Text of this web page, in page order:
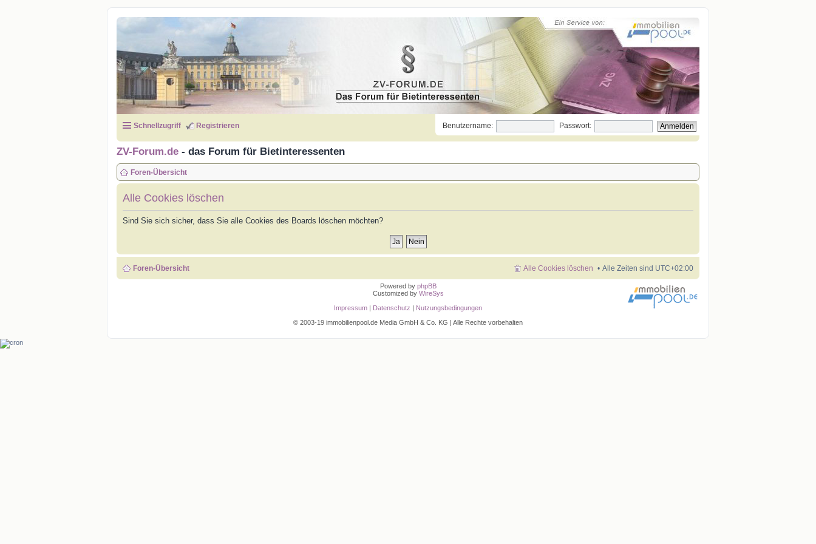
Schnellzugriff Registrieren Benutzername: Passwort:
ZV-Forum.de - das Forum für Bietinteressenten
Foren-Übersicht
Alle Cookies löschen
Sind Sie sich sicher, dass Sie alle Cookies des Boards löschen möchten?
Foren-Übersicht Alle Zeiten sind UTC+02:00
Alle Cookies löschen
Powered by phpBB
Customized by WireSys
Impressum | Datenschutz | Nutzungsbedingungen
© 2003-19 immobilienpool.de Media GmbH & Co. KG | Alle Rechte vorbehalten